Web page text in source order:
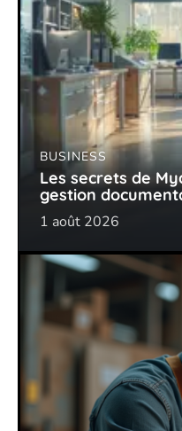
BUSINESS
Les secrets de
gestion
1 août 2026